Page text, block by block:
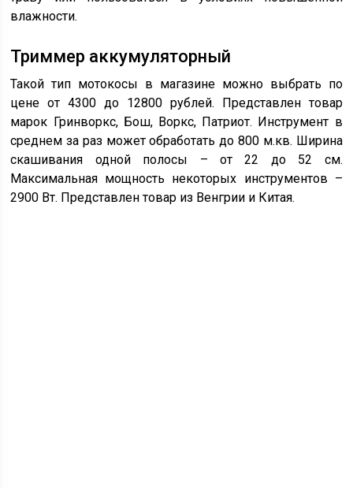
влажности.
Триммер аккумуляторный
Такой тип мотокосы в магазине можно выбрать по
цене от 4300 до 12800 рублей. Представлен товар
марок Гринворкс, Бош, Воркс, Патриот. Инструмент в
среднем за раз может обработать до 800 м.кв. Ширина
скашивания одной полосы – от 22 до 52 см.
Максимальная мощность некоторых инструментов –
2900 Вт. Представлен товар из Венгрии и Китая.